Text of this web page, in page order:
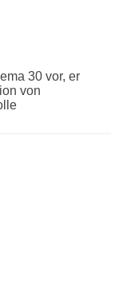
30 vor, er
von